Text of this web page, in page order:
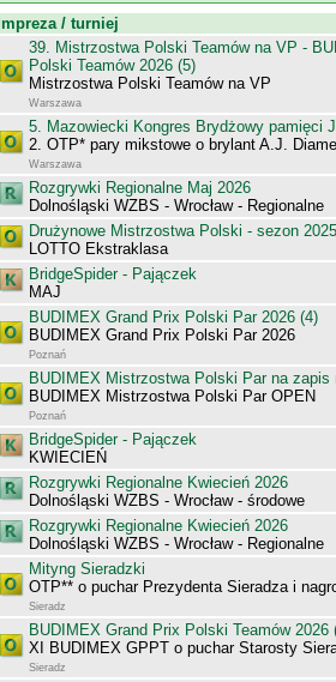
Impreza / turniej
39. Mistrzostwa Polski Teamów na VP -
Polski Teamów 2026 (5)
Mistrzostwa Polski Teamów na VP
Warszawa
5. Mazowiecki Kongres Brydżowy pamięci
2. OTP* pary mikstowe o brylant A.J.
Warszawa
Rozgrywki Regionalne Maj 2026
Dolnośląski WZBS - Wrocław - Regionalne
Drużynowe Mistrzostwa Polski - sezon
LOTTO Ekstraklasa
BridgeSpider - Pajączek
MAJ
BUDIMEX Grand Prix Polski Par 2026 (4)
BUDIMEX Grand Prix Polski Par 2026
Poznań
BUDIMEX Mistrzostwa Polski Par na zapis
BUDIMEX Mistrzostwa Polski Par OPEN
Poznań
BridgeSpider - Pajączek
KWIECIEŃ
Rozgrywki Regionalne Kwiecień 2026
Dolnośląski WZBS - Wrocław - środowe
Rozgrywki Regionalne Kwiecień 2026
Dolnośląski WZBS - Wrocław - Regionalne
Mityng Sieradzki
OTP** o puchar Prezydenta Sieradza i
Sieradz
BUDIMEX Grand Prix Polski Teamów 2026
XI BUDIMEX GPPT o puchar Starosty
Sieradz